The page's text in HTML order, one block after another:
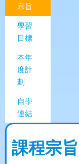
宗旨
學習
目標
本年
度計
劃
自學
連結
課程宗旨